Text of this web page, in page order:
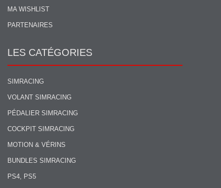
MA WISHLIST
PARTENAIRES
LES CATÉGORIES
SIMRACING
VOLANT SIMRACING
PÉDALIER SIMRACING
COCKPIT SIMRACING
MOTION & VÉRINS
BUNDLES SIMRACING
PS4, PS5